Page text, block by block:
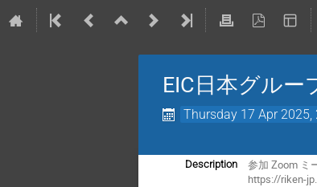
EIC日本グルー
Thursday 17 Apr 2025,
Description
参加 Zoom ミ
https://riken-